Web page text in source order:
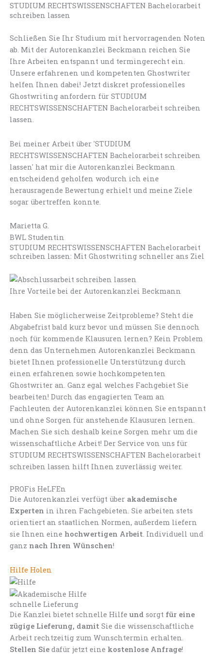
STUDIUM RECHTSWISSENSCHAFTEN Bachelorarbeit
schreiben lassen
Schließen Sie Ihr Studium mit hervorragenden Noten
ab. Mit der Autorenkanzlei Beckmann reichen Sie
Ihre Arbeiten entspannt und termingerecht ein.
Unsere erfahrenen und kompetenten Ghostwriter
helfen Ihnen dabei! Jetzt diskret professionelles
Ghostwriting anfordern für STUDIUM
RECHTSWISSENSCHAFTEN Bachelorarbeit schreiben
lassen.
Bei meiner Arbeit über 'STUDIUM
RECHTSWISSENSCHAFTEN Bachelorarbeit schreiben
lassen' hat mir die Autorenkanzlei Beckmann
entscheidend geholfen wodurch ich eine
herausragende Bewertung erhielt und meine Ziele
sogar übertreffen konnte.
Marietta G.
BWL Studentin
STUDIUM RECHTSWISSENSCHAFTEN Bachelorarbeit
schreiben lassen: Mit Ghostwriting schneller ans Ziel
Ihre Vorteile bei der Autorenkanzlei Beckmann
Haben Sie möglicherweise Zeitprobleme? Steht die
Abgabefrist bald kurz bevor und müssen Sie dennoch
noch für kommende Klausuren lernen? Kein Problem
denn das Unternehmen Autorenkanzlei Beckmann
bietet Ihnen professionelle Unterstützung durch
einen erfahrenen sowie hochkompetenten
Ghostwriter an. Ganz egal welches Fachgebiet Sie
bearbeiten! Durch das engagierten Team an
Fachleuten der Autorenkanzlei können Sie entspannt
und ohne Sorgen für anstehende Klausuren lernen.
Machen Sie sich deshalb keine Sorgen mehr um die
wissenschaftliche Arbeit! Der Service von uns für
STUDIUM RECHTSWISSENSCHAFTEN Bachelorarbeit
schreiben lassen hilft Ihnen zuverlässig weiter.
PROFis HeLFEn
Die Autorenkanzlei verfügt über akademische
Experten in ihren Fachgebieten. Sie arbeiten stets
orientiert an staatlichen Normen, außerdem liefern
sie Ihnen eine hochwertigen Arbeit. Individuell und
ganz nach Ihren Wünschen!
Hilfe Holen
schnelle Lieferung
Die Kanzlei bietet schnelle Hilfe und sorgt für eine
zügige Lieferung, damit Sie die wissenschaftliche
Arbeit rechtzeitig zum Wunschtermin erhalten.
Stellen Sie dafür jetzt eine kostenlose Anfrage!